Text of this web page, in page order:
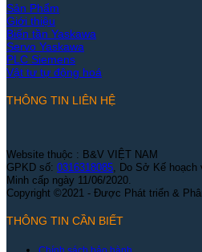
Sản Phẩm
Giới thiệu
Biến tần Yaskawa
Servo Yaskawa
PLC Siemens
Vật tư tự động hoá
THÔNG TIN LIÊN HỆ
Website thuộc : B&V VIỆT NAM
GPKD số: 0316318085, Do Sở Kế hoạch
Minh cấp ngày 11/06/2020.
Copyright ©2021 - Được Phát triển &
THÔNG TIN CẦN BIẾT